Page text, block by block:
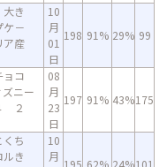
き
ケ－
ア産
10
月
01
日
198 91% 29% 99
コ
ニー
２
08
月
23
日
197 91% 43%175
ち
き
10
月
195 62% 24%101